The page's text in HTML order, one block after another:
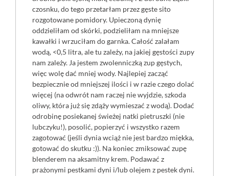
czosnku, do tego przetarłam przez gęste sito
rozgotowane pomidory. Upieczoną dynię
oddzieliłam od skórki, podzieliłam na mniejsze
kawałki i wrzuciłam do garnka. Całość zalałam
wodą, <0,5 litra, ale tu zależy, na jakiej gęstości zupy
nam zależy. Ja jestem zwolenniczką zup gęstych,
więc wolę dać mniej wody. Najlepiej zacząć
bezpiecznie od mniejszej ilości i w razie czego dolać
więcej (na odwrót nam raczej nie wyjdzie, szkoda
oliwy, która już się zdąży wymieszać z wodą). Dodać
odrobinę posiekanej świeżej natki pietruszki (nie
lubczyku!), posolić, popierzyć i wszystko razem
zagotować (jeśli dynia wciąż nie jest bardzo miękka,
gotować do skutku :)). Na koniec zmiksować zupę
blenderem na aksamitny krem. Podawać z
prażonymi pestkami dyni i/lub olejem z pestek dyni.